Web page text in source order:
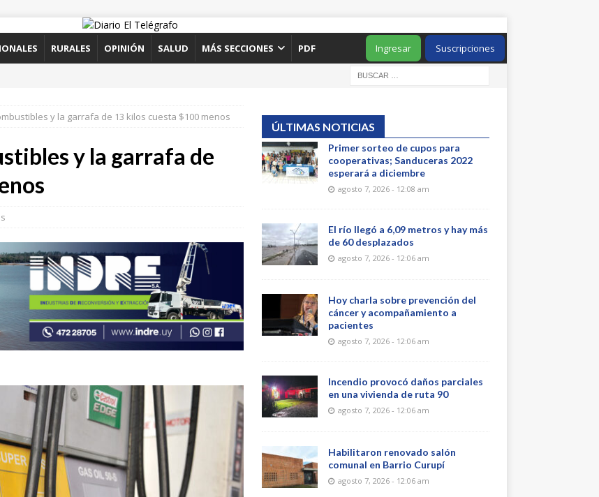
RURALES OPINIÓN SALUD MÁS SECCIONES PDF Suscripciones
Ingresar
y la garrafa de 13 kilos cuesta $100 menos
y la garrafa de
ÚLTIMAS NOTICIAS
Primer sorteo de cupos para
cooperativas; Sanduceras 2022
esperará a diciembre
agosto 7, 2026 - 12:08 am
El río llegó a 6,09 metros y hay más
de 60 desplazados
agosto 7, 2026 - 12:06 am
Hoy charla sobre prevención del
cáncer y acompañamiento a
pacientes
agosto 7, 2026 - 12:06 am
Incendio provocó daños parciales
en una vivienda de ruta 90
agosto 7, 2026 - 12:06 am
Habilitaron renovado salón
comunal en Barrio Curupí
agosto 7, 2026 - 12:06 am